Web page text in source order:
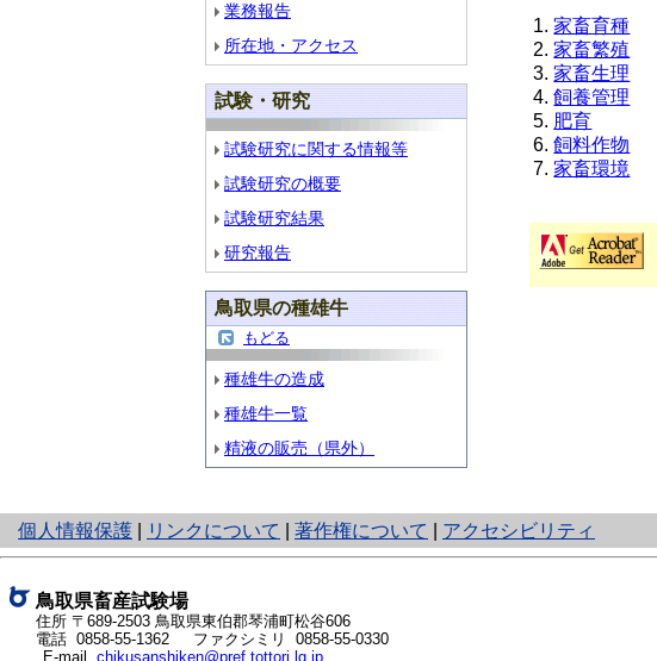
業務報告
所在地・アクセス
試験・研究
試験研究に関する情報等
試験研究の概要
試験研究結果
研究報告
鳥取県の種雄牛
もどる
種雄牛の造成
種雄牛一覧
精液の販売（県外）
家畜育種
家畜繁殖
家畜生理
飼養管理
肥育
飼料作物
家畜環境
個人情報保護
と
り
ッ
ト
へ
リンクについて 著作権について アクセシビリティ
鳥取県畜産試験場
住所 〒689-2503 鳥取県東伯郡琴浦町松谷606
電話 0858-55-1362
ファクシミリ 0858-55-0330
E-mail chikusanshiken@pref.tottori.lg.jp